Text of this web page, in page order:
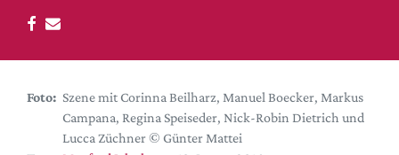
DdB-map
Kalender
Festival-Planer
Hefte
Foto: Szene mit Corinna Beilharz, Manuel Boecker, Markus
Campana, Regina Speiseder, Nick-Robin Dietrich und
Lucca Züchner © Günter Mattei